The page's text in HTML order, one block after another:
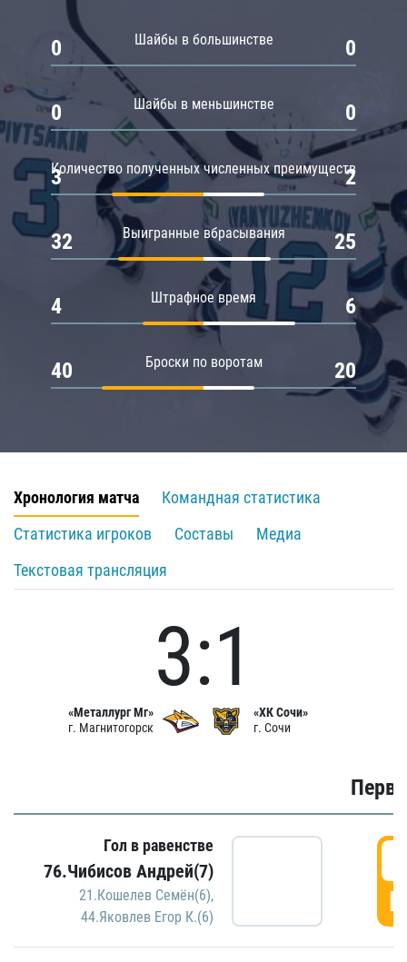
Шайбы в большинстве
0 0
Шайбы в меньшинстве
0 0
Количество полученных численных преимуществ
3 2
Выигранные вбрасывания
32 25
Штрафное время
4 6
Броски по воротам
40 20
Хронология матча
Командная статистика
Статистика игроков
Составы
Медиа
Текстовая трансляция
«Металлург Мг»
г. Магнитогорск
3:1
«ХК Сочи»
г. Сочи
Гол в равенстве
76.Чибисов Андрей(7)
21.Кошелев Семён(6),
44.Яковлев Егор К.(6)